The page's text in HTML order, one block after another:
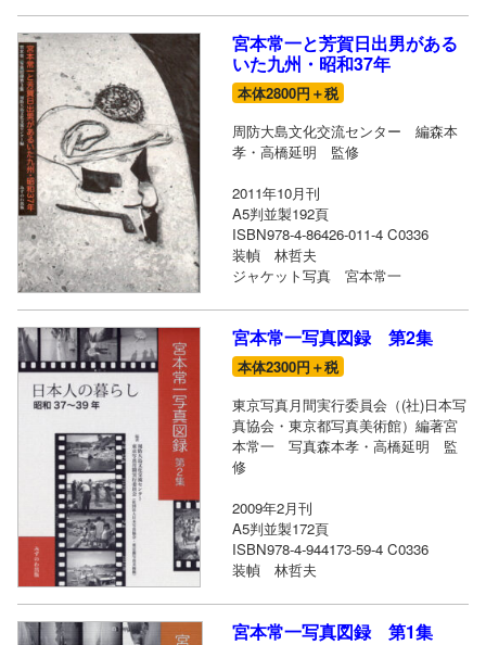
宮本常一と芳賀日出男がある
いた九州・昭和37年
本体2800円＋税
周防大島文化交流センター 編森本
孝・高橋延明 監修
2011年10月刊
A5判並製192頁
ISBN978-4-86426-011-4 C0336
装幀 林哲夫
ジャケット写真 宮本常一
宮本常一写真図録 第2集
本体2300円＋税
東京写真月間実行委員会（(社)日本写
真協会・東京都写真美術館）編著宮
本常一 写真森本孝・高橋延明 監
修
2009年2月刊
A5判並製172頁
ISBN978-4-944173-59-4 C0336
装幀 林哲夫
宮本常一写真図録 第1集